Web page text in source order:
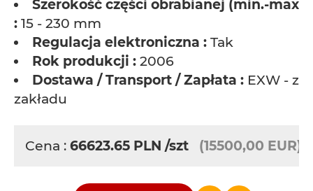
Szerokość części obrabianej (min.-max.)
: 15 - 230 mm
Regulacja elektroniczna : Tak
Rok produkcji : 2006
Dostawa / Transport / Zapłata : EXW - ze
zakładu
Cena : 66623.65 PLN /szt (15500,00 EUR)